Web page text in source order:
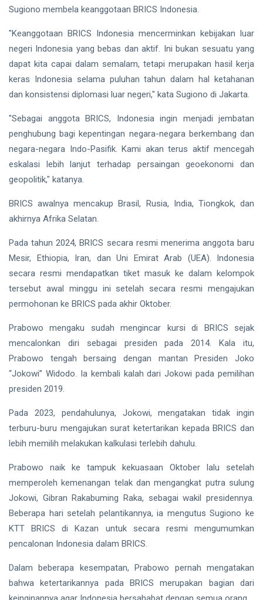
KPK
Politik
PSSI
Sugiono membela keanggotaan BRICS Indonesia.
"Keanggotaan BRICS Indonesia mencerminkan kebijakan luar
negeri Indonesia yang bebas dan aktif. Ini bukan sesuatu yang
dapat kita capai dalam semalam, tetapi merupakan hasil kerja
keras Indonesia selama puluhan tahun dalam hal ketahanan
dan konsistensi diplomasi luar negeri," kata Sugiono di Jakarta.
"Sebagai anggota BRICS, Indonesia ingin menjadi jembatan
penghubung bagi kepentingan negara-negara berkembang dan
negara-negara Indo-Pasifik. Kami akan terus aktif mencegah
eskalasi lebih lanjut terhadap persaingan geoekonomi dan
geopolitik," katanya.
BRICS awalnya mencakup Brasil, Rusia, India, Tiongkok, dan
akhirnya Afrika Selatan.
Pada tahun 2024, BRICS secara resmi menerima anggota baru
Mesir, Ethiopia, Iran, dan Uni Emirat Arab (UEA). Indonesia
secara resmi mendapatkan tiket masuk ke dalam kelompok
tersebut awal minggu ini setelah secara resmi mengajukan
permohonan ke BRICS pada akhir Oktober.
Prabowo mengaku sudah mengincar kursi di BRICS sejak
mencalonkan diri sebagai presiden pada 2014. Kala itu,
Prabowo tengah bersaing dengan mantan Presiden Joko
“Jokowi” Widodo. Ia kembali kalah dari Jokowi pada pemilihan
presiden 2019.
Pada 2023, pendahulunya, Jokowi, mengatakan tidak ingin
terburu-buru mengajukan surat ketertarikan kepada BRICS dan
lebih memilih melakukan kalkulasi terlebih dahulu.
Prabowo naik ke tampuk kekuasaan Oktober lalu setelah
memperoleh kemenangan telak dan mengangkat putra sulung
Jokowi, Gibran Rakabuming Raka, sebagai wakil presidennya.
Beberapa hari setelah pelantikannya, ia mengutus Sugiono ke
KTT BRICS di Kazan untuk secara resmi mengumumkan
pencalonan Indonesia dalam BRICS.
Dalam beberapa kesempatan, Prabowo pernah mengatakan
bahwa ketertarikannya pada BRICS merupakan bagian dari